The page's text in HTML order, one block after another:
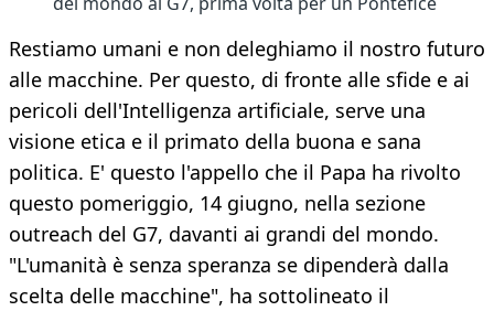
Restiamo umani e non deleghiamo il nostro futuro
alle macchine. Per questo, di fronte alle sfide e ai
pericoli dell'Intelligenza artificiale, serve una
visione etica e il primato della buona e sana
politica. E' questo l'appello che il Papa ha rivolto
questo pomeriggio, 14 giugno, nella sezione
outreach del G7, davanti ai grandi del mondo.
"L'umanità è senza speranza se dipenderà dalla
scelta delle macchine", ha sottolineato il